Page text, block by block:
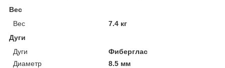
Вес
Вес
7.4 кг
Дуги
Дуги
Фиберглас
Диаметр
8.5 мм